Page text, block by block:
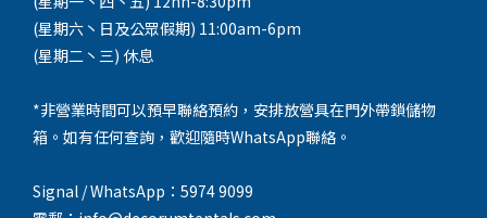
(星期六丶日及公眾假期) 11:00am-6pm
(星期二丶三) 休息
*非營業時間可以預早聯絡預約，安排放營具在門外帶鎖儲物
箱。如有任何查詢，歡迎隨時WhatsApp聯絡。
Signal / WhatsApp：5974 9099